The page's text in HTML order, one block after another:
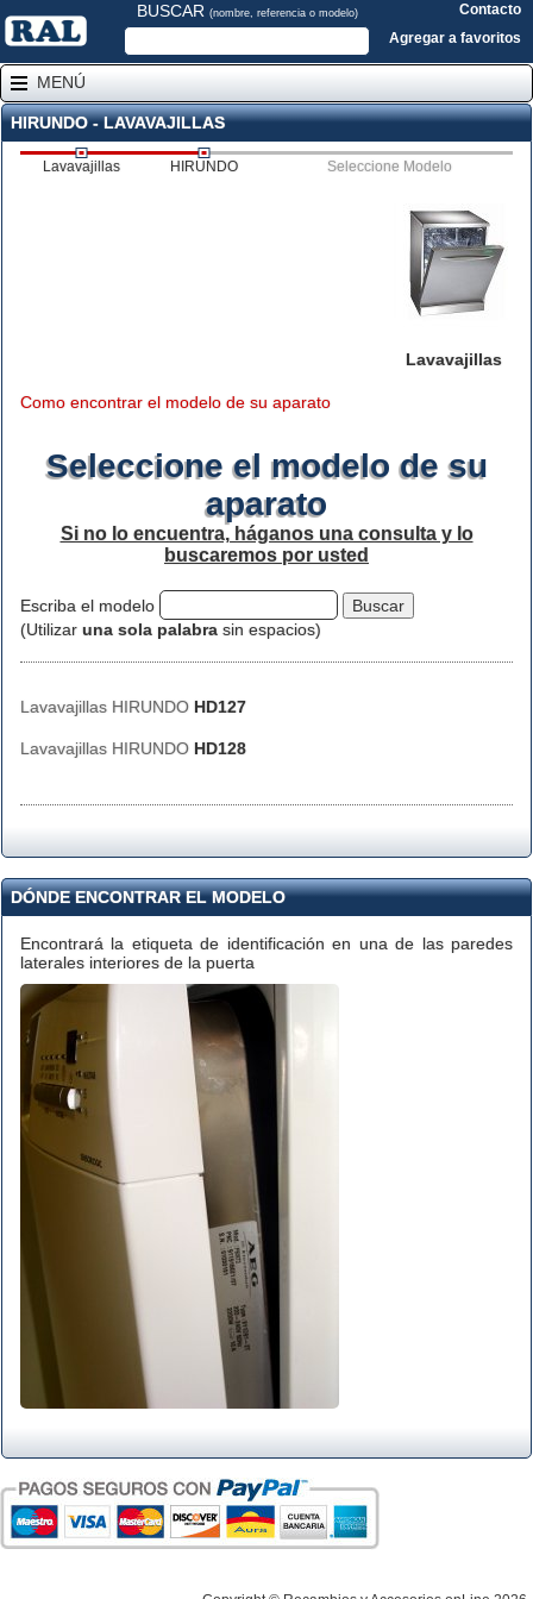
BUSCAR (nombre, referencia o modelo)
Contacto
Agregar a favoritos
MENÚ
HIRUNDO - LAVAVAJILLAS
Lavavajillas HIRUNDO Seleccione Modelo
Lavavajillas
Como encontrar el modelo de su aparato
Seleccione el modelo de su
aparato
Si no lo encuentra, háganos una consulta y lo
buscaremos por usted
Escriba el modelo
(Utilizar una sola palabra sin espacios)
Lavavajillas HIRUNDO HD127
Lavavajillas HIRUNDO HD128
DÓNDE ENCONTRAR EL MODELO
Encontrará la etiqueta de identificación en una de las paredes
laterales interiores de la puerta